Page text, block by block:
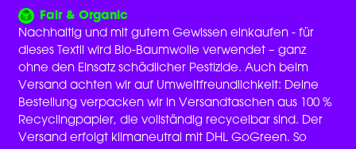
Fair & Organic
Nachhaltig und mit gutem Gewissen einkaufen - für
dieses Textil wird Bio-Baumwolle verwendet – ganz
ohne den Einsatz schädlicher Pestizide. Auch beim
Versand achten wir auf Umweltfreundlichkeit: Deine
Bestellung verpacken wir in Versandtaschen aus 100 %
Recyclingpapier, die vollständig recycelbar sind. Der
Versand erfolgt klimaneutral mit DHL GoGreen. So